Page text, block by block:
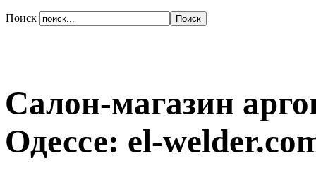
Поиск
Салон-магазин
Одессе: el-